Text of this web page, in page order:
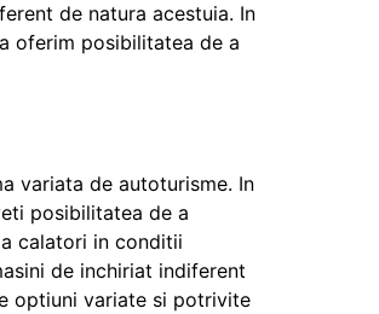
de natura acestuia. In
oferim posibilitatea de a
variata de autoturisme. In
posibilitatea de a
calatori in conditii
de inchiriat indiferent
optiuni variate si potrivite